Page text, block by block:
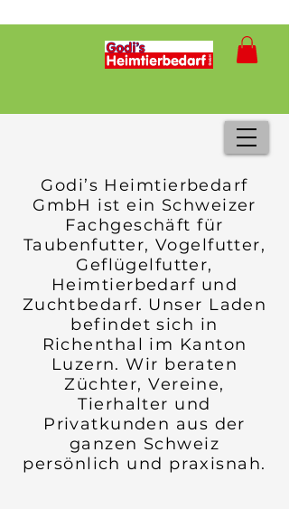
Godi’s Heimtierbedarf
GmbH ist ein Schweizer
Fachgeschäft für
Taubenfutter, Vogelfutter,
Geflügelfutter,
Heimtierbedarf und
Zuchtbedarf. Unser Laden
befindet sich in
Richenthal im Kanton
Luzern. Wir beraten
Züchter, Vereine,
Tierhalter und
Privatkunden aus der
ganzen Schweiz
persönlich und praxisnah.